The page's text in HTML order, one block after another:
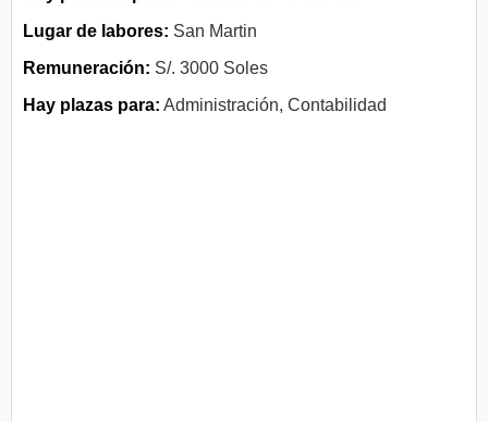
Lugar de labores: San Martin
Remuneración: S/. 3000 Soles
Hay plazas para: Administración, Contabilidad